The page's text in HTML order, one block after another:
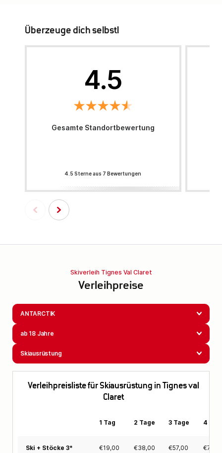
Überzeuge dich selbst!
4.5
Gesamte Standortbewertung
4.5 Sterne aus 7 Bewertungen
Skiverleih Tignes Val Claret
Verleihpreise
ANTARCTIK
ab 18 Jahre
Skiausrüstung
Verleihpreisliste für Skiausrüstung in Tignes val
Claret
1 Tag 2 Tage 3 Tage 4
Ski + Stöcke 3* €19,00 €38,00 €57,00 €71,00